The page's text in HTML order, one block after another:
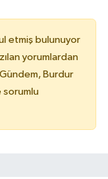
etmiş bulunuyor
yorumlardan
Burdur
sorumlu